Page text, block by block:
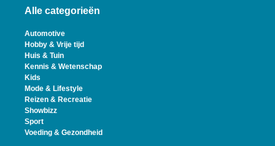
Alle categorieën
Automotive
Hobby & Vrije tijd
Huis & Tuin
Kennis & Wetenschap
Kids
Mode & Lifestyle
Reizen & Recreatie
Showbizz
Sport
Voeding & Gezondheid